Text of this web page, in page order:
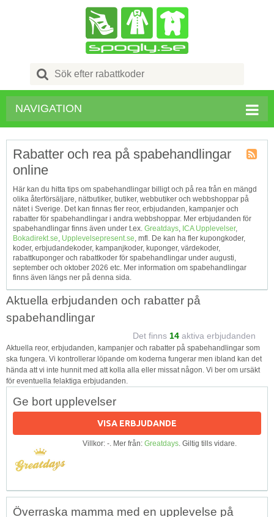
Search
for:
NAVIGATION
RSS
Rabatter och rea på spabehandlingar
online
Här kan du hitta tips om spabehandlingar billigt och på rea från en mängd
olika återförsäljare, nätbutiker, butiker, webbutiker och webbshoppar på
nätet i Sverige. Det kan finnas fler reor, erbjudanden, kampanjer och
rabatter för spabehandlingar i andra webbshoppar. Mer erbjudanden för
spabehandlingar finns även under t.ex. Greatdays, ICA Upplevelser,
Bokadirekt.se, Upplevelsepresent.se, mfl. De kan ha fler kupongkoder,
koder, erbjudandekoder, kampanjkoder, kuponger, värdekoder,
rabattkuponger och rabattkoder för spabehandlingar under augusti,
september och oktober 2026 etc. Mer information om spabehandlingar
finns även längs ner på denna sida.
Aktuella erbjudanden och rabatter på
spabehandlingar
Det finns 14 aktiva erbjudanden
Aktuella reor, erbjudanden, kampanjer och rabatter på spabehandlingar som
ska fungera. Vi kontrollerar löpande om koderna fungerar men ibland kan det
hända att vi inte hunnit med att kolla alla eller missat någon. Vi ber om ursäkt
för eventuella felaktiga erbjudanden.
Ge bort upplevelser
VISA ERBJUDANDE
Villkor: -. Mer från: Greatdays. Giltig tills vidare.
Överraska mamma med en upplevelse på